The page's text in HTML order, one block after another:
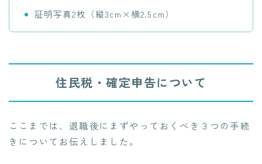
証明写真2枚（縦3cm×横2.5cm）
住民税・確定申告について
ここまでは、退職後にまずやっておくべき３つの手続
きについてお伝えしました。